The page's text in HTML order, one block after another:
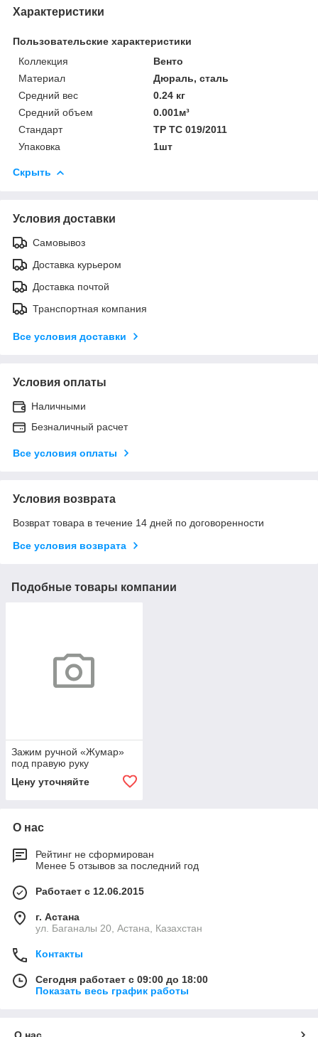
Характеристики
Пользовательские характеристики
Коллекция
Венто
Материал
Дюраль, сталь
Средний вес
0.24 кг
Средний объем
0.001м³
Стандарт
ТР ТС 019/2011
Упаковка
1шт
Скрыть
Условия доставки
Самовывоз
Доставка курьером
Доставка почтой
Транспортная компания
Все условия доставки
Условия оплаты
Наличными
Безналичный расчет
Все условия оплаты
Условия возврата
Возврат товара в течение 14 дней по договоренности
Все условия возврата
Подобные товары компании
Зажим ручной «Жумар»
под правую руку
Цену уточняйте
О нас
Рейтинг не сформирован
Менее 5 отзывов за последний год
Работает с 12.06.2015
г. Астана
ул. Баганалы 20, Астана, Казахстан
Контакты
Сегодня работает с 09:00 до 18:00
Показать весь график работы
О нас